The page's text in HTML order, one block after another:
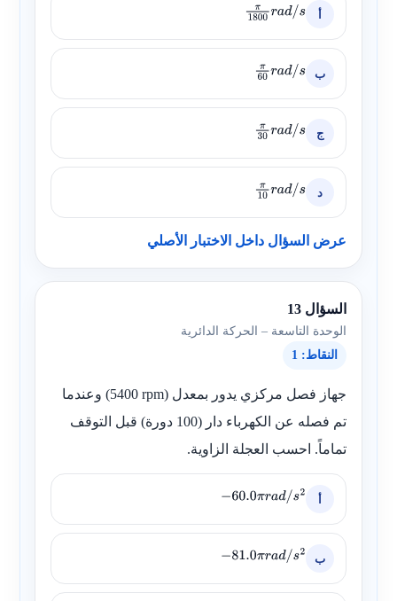
π1800rad/ s
ب π60rad/s
ج π30rad/s
د π10rad/s
عرض السؤال داخل الاختبار الأصلي
السؤال 13
الوحدة التاسعة – الحركة الدائرية
النقاط: 1
جهاز فصل مركزي يدور بمعدل (5400 rpm) وعندما
تم فصله عن الكهرباء دار (100دورة) قبل التوقف
تماماً. احسب العجلة الزاوية.
−60.0πrad/s2
ب −81.0πrad/s2